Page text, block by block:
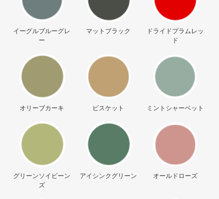
イーグルブルーグレ
ー
マットブラック
ドライドプラムレッ
ド
オリーブカーキ ビスケット ミントシャーベット
グリーンソイビーン
ズ
アイシンクグリーン オールドローズ